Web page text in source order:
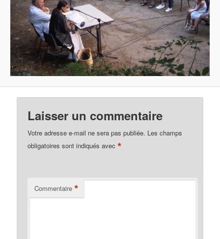
Laisser un commentaire
Votre adresse e-mail ne sera pas publiée. Les champs
obligatoires sont indiqués avec*
Commentaire *